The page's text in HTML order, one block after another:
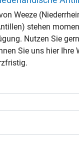
Weeze
stehen
Nutzen Sie
Sie uns hier Ihre